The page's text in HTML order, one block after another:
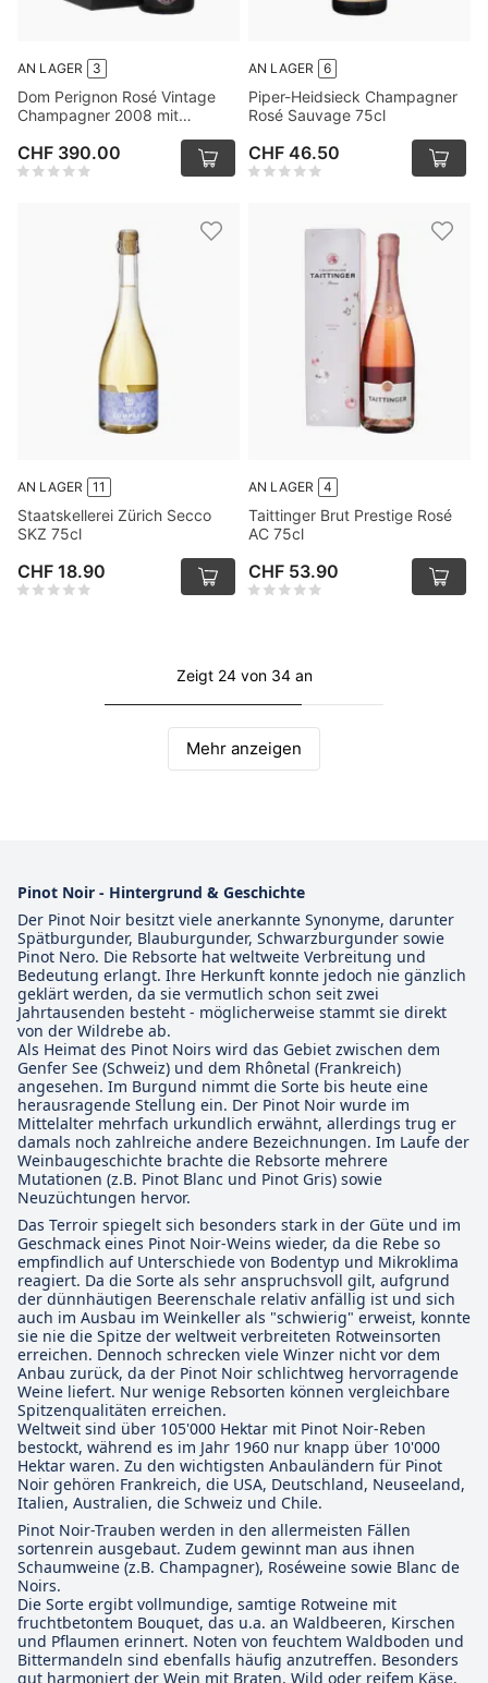
AN LAGER 3
Dom Perignon Rosé Vintage
Champagner 2008 mit
CHF 390.00
AN LAGER 6
Piper-Heidsieck Champagner
Rosé Sauvage 75cl
CHF 46.50
AN LAGER 11
Staatskellerei Zürich Secco
SKZ 75cl
CHF 18.90
AN LAGER 4
Taittinger Brut Prestige Rosé
AC 75cl
CHF 53.90
Zeigt 24 von 34 an
Mehr anzeigen
Pinot Noir - Hintergrund & Geschichte
Der Pinot Noir besitzt viele anerkannte Synonyme, darunter
Spätburgunder, Blauburgunder, Schwarzburgunder sowie
Pinot Nero. Die Rebsorte hat weltweite Verbreitung und
Bedeutung erlangt. Ihre Herkunft konnte jedoch nie gänzlich
geklärt werden, da sie vermutlich schon seit zwei
Jahrtausenden besteht - möglicherweise stammt sie direkt
von der Wildrebe ab.
Als Heimat des Pinot Noirs wird das Gebiet zwischen dem
Genfer See (Schweiz) und dem Rhônetal (Frankreich)
angesehen. Im Burgund nimmt die Sorte bis heute eine
herausragende Stellung ein. Der Pinot Noir wurde im
Mittelalter mehrfach urkundlich erwähnt, allerdings trug er
damals noch zahlreiche andere Bezeichnungen. Im Laufe der
Weinbaugeschichte brachte die Rebsorte mehrere
Mutationen (z.B. Pinot Blanc und Pinot Gris) sowie
Neuzüchtungen hervor.
Das Terroir spiegelt sich besonders stark in der Güte und im
Geschmack eines Pinot Noir-Weins wieder, da die Rebe so
empfindlich auf Unterschiede von Bodentyp und Mikroklima
reagiert. Da die Sorte als sehr anspruchsvoll gilt, aufgrund
der dünnhäutigen Beerenschale relativ anfällig ist und sich
auch im Ausbau im Weinkeller als "schwierig" erweist, konnte
sie nie die Spitze der weltweit verbreiteten Rotweinsorten
erreichen. Dennoch schrecken viele Winzer nicht vor dem
Anbau zurück, da der Pinot Noir schlichtweg hervorragende
Weine liefert. Nur wenige Rebsorten können vergleichbare
Spitzenqualitäten erreichen.
Weltweit sind über 105'000 Hektar mit Pinot Noir-Reben
bestockt, während es im Jahr 1960 nur knapp über 10'000
Hektar waren. Zu den wichtigsten Anbauländern für Pinot
Noir gehören Frankreich, die USA, Deutschland, Neuseeland,
Italien, Australien, die Schweiz und Chile.
Pinot Noir-Trauben werden in den allermeisten Fällen
sortenrein ausgebaut. Zudem gewinnt man aus ihnen
Schaumweine (z.B. Champagner), Roséweine sowie Blanc de
Noirs.
Die Sorte ergibt vollmundige, samtige Rotweine mit
fruchtbetontem Bouquet, das u.a. an Waldbeeren, Kirschen
und Pflaumen erinnert. Noten von feuchtem Waldboden und
Bittermandeln sind ebenfalls häufig anzutreffen. Besonders
gut harmoniert der Wein mit Braten, Wild oder reifem Käse.